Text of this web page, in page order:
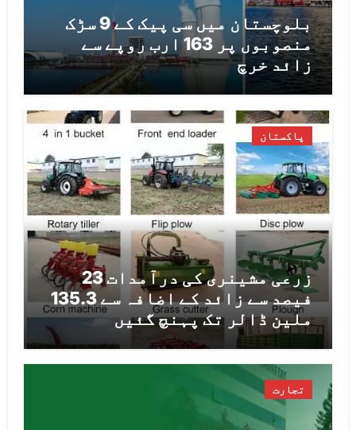
بلوچستان میں سی پیک کے 9 سڑک
منصوبوں پر 163 ارب روپے سے
زائد خرچ
پاکستان
زرعی مشینری کی درآمدات 23
فیصد سے زائد کے اضافہ سے 135.3
ملین ڈالر تک پہنچ گئیں
تجارت